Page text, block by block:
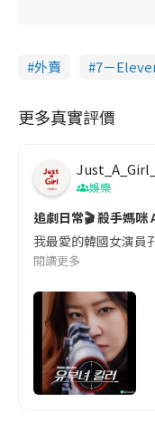
外賣 7－
更多真實評價
娛樂
追劇日常🎬 殺手媽
我最愛的韓國女演員
閱讀更多